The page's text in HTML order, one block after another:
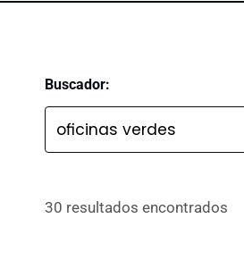
Buscador:
30 resultados encontrados